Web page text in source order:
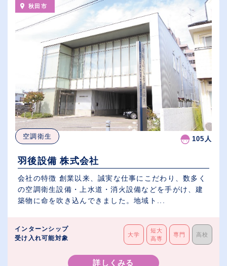
秋田市
空調衛生 105人
羽後設備 株式会社
会社の特徴 創業以来、誠実な仕事にこだわり、数多く
の空調衛生設備・上水道・消火設備などを手がけ、建
築物に命を吹き込んできました。地域ト...
インターンシップ
受け入れ可能対象
大学
短大
高専
専門 高校
詳しくみる